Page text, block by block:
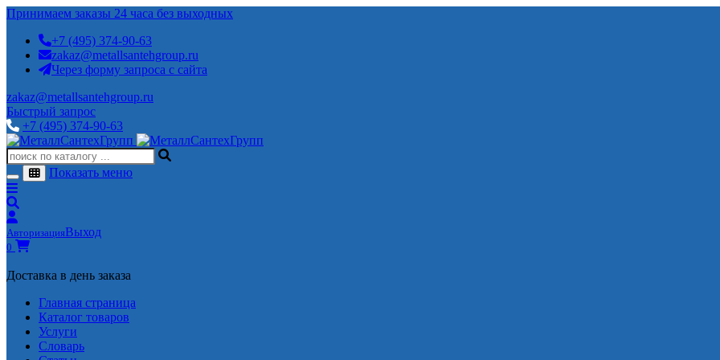
Принимаем заказы 24 часа без выходных
+7 (495) 374-90-63
zakaz@metallsantehgroup.ru
Через форму запроса с сайта
zakaz@metallsantehgroup.ru
Быстрый запрос
+7 (495) 374-90-63
Показать меню
АвторизацияВыход
0
Доставка в день заказа
Главная страница
Каталог товаров
Услуги
Словарь